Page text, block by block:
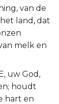
van de
land, dat
melk en
uw God,
houdt
hart en